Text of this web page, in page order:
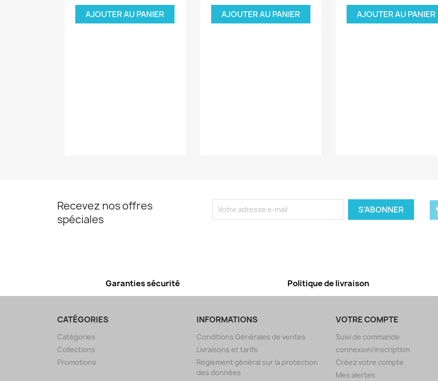
AJOUTER AU PANIER AJOUTER AU PANIER AJOUTER AU PANIER
Recevez nos offres
spéciales
Garanties sécurité Politique de livraison
CATÉGORIES
Catégories
Collections
Promotions
INFORMATIONS
Conditions Générales de ventes
Livraisons et tarifs
Règlement général sur la protection
des données
VOTRE COMPTE
Suivi de commande
connexion/inscription
Créez votre compte
Mes alertes